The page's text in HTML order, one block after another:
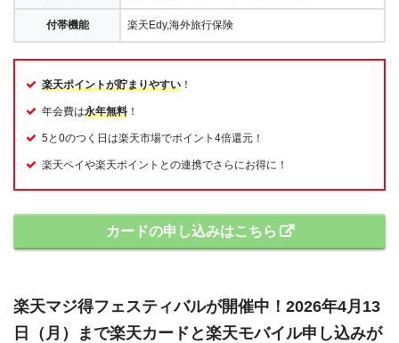
付帯機能 楽天Edy,海外旅行保険
楽天ポイントが貯まりやすい ！
年会費は永年無料 ！
5と0のつく日は楽天市場でポイント4倍還元！
楽天ペイや楽天ポイントとの連携でさらにお得に！
カードの申し込みはこちら
楽天マジ得フェスティバルが開催中！2026年4月13
日（月）まで楽天カードと楽天モバイル申し込みが